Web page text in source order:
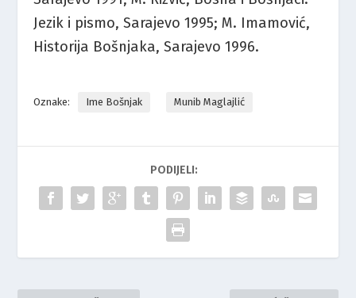
Jezik i pismo, Sarajevo 1995; M. Imamović,
Historija Bošnjaka, Sarajevo 1996.
Oznake: Ime Bošnjak Munib Maglajlić
PODIJELI: